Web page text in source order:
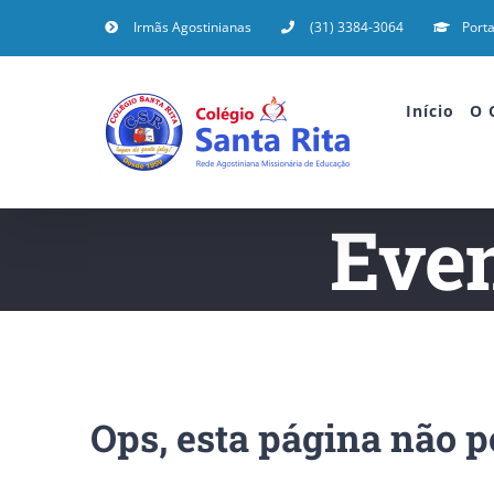
Irmãs Agostinianas (31) 3384-3064
Início O
Ops, esta página não